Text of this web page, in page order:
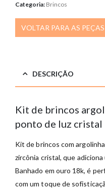
Categoria: Brincos
VOLTAR PARA AS PEÇAS
DESCRIÇÃO
Kit de brincos
ponto de luz cristal
Kit de brincos com
zircônia cristal, que
Banhado em ouro 18k, é
com um toque de